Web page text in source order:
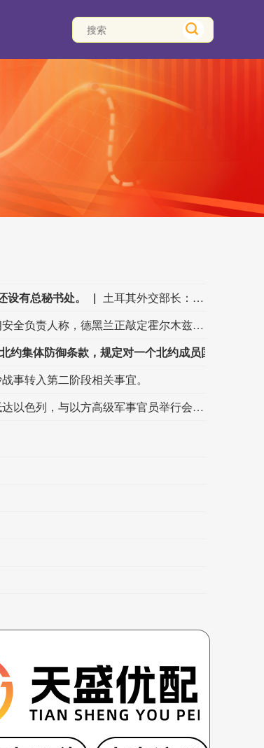
有总秘书处。
土耳其外交部长：（土耳其、巴基斯坦、沙特阿拉伯的防务协定）公约将设立一个类似北约的部长级委员会，同时还设有总秘书处。
市场资讯：伊朗安全负责人称，德黑兰正敲定霍尔木兹海峡相关协议，要求美方纠正自身行为。
事转入第二阶段相关事宜。
市场资讯：美军中央司令部司令抵达以色列，与以方高级军事官员举行会谈。